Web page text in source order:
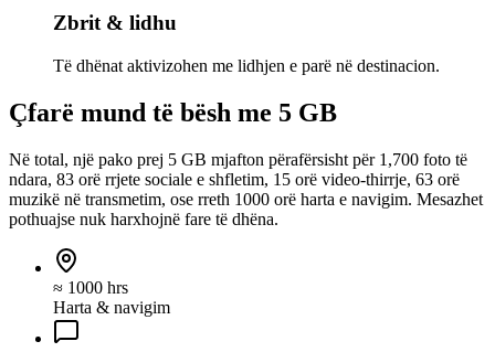
Zbrit & lidhu
Të dhënat aktivizohen me lidhjen e parë në destinacion.
Çfarë mund të bësh me 5 GB
Në total, një pako prej 5 GB mjafton përafërsisht për 1,700 foto të
ndara, 83 orë rrjete sociale e shfletim, 15 orë video-thirrje, 63 orë
muzikë në transmetim, ose rreth 1000 orë harta e navigim. Mesazhet
pothuajse nuk harxhojnë fare të dhëna.
≈ 1000 hrs
Harta & navigim